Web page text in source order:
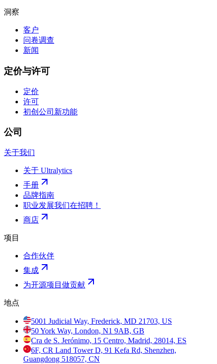
洞察
客户
问卷调查
新闻
定价与许可
定价
许可
初创公司 新功能
公司
关于我们
关于 Ultralytics
手册
品牌指南
职业发展我们在招聘！
商店
项目
合作伙伴
集成
为开源项目做贡献
地点
5001 Judicial Way, Frederick, MD 21703, US
50 York Way, London, N1 9AB, GB
Cra de S. Jerónimo, 15 Centro, Madrid, 28014, ES
6F, CR Land Tower D, 91 Kefa Rd, Shenzhen,
Guangdong 518057, CN